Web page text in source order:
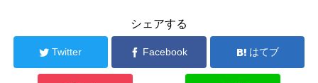
シェアする
Twitter Facebook はてブ